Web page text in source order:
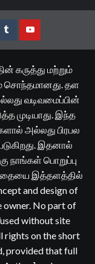
TumblrYouTube
கருத்து மற்றும்
சொந்தமானது. தள
வடிவமைப்பின்
முடியாது. இந்த
அல்லது பிரபல
இதனால்
நாங்கள் பொறுப்பு
இத்தளத்தில்
and design of
owner. No part of
without site
rights on the short
provided that full